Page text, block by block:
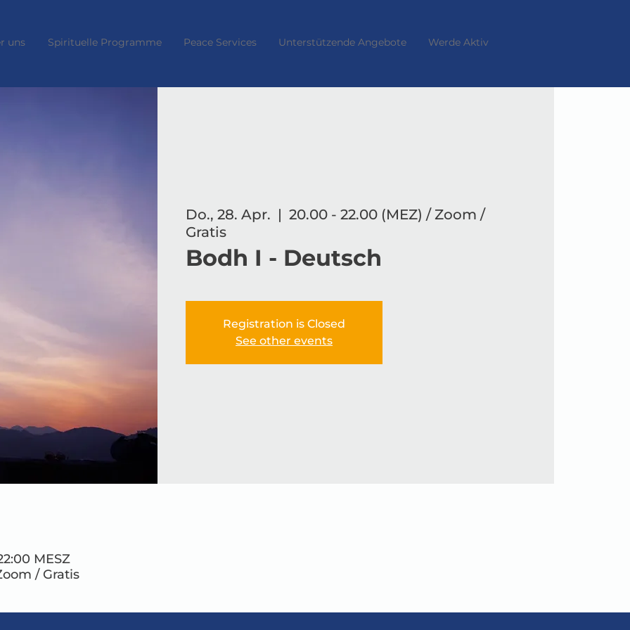
uns Spirituelle Programme Peace Services Unterstützende Angebote Werde Aktiv
Do., 28. Apr.
  |
20.00 - 22.00 (MEZ) / Zoom /
Gratis
Bodh I - Deutsch
Registration is Closed
See other events
MESZ
/ Gratis